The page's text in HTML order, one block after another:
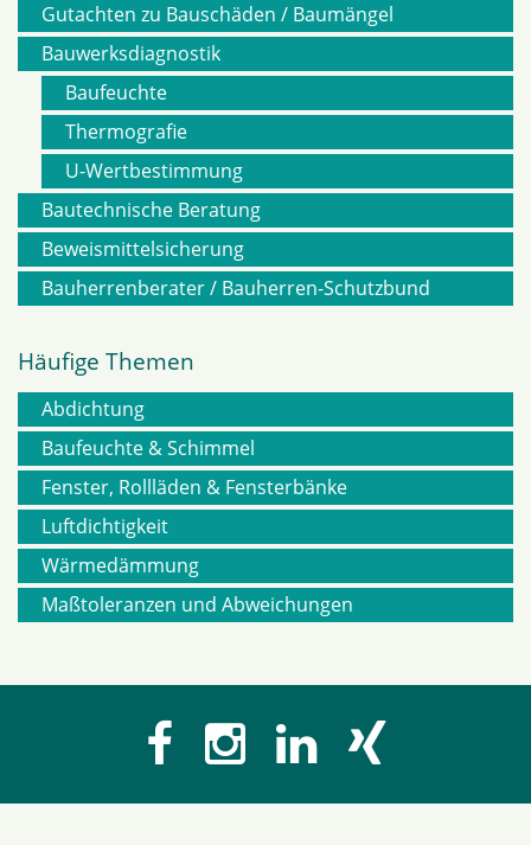
Navigation
überspringen
Gutachten zu Bauschäden / Baumängel
Bauwerksdiagnostik
Baufeuchte
Thermografie
U-Wertbestimmung
Bautechnische Beratung
Beweismittelsicherung
Bauherrenberater / Bauherren-Schutzbund
Häufige Themen
Navigation
überspringen
Abdichtung
Baufeuchte & Schimmel
Fenster, Rollläden & Fensterbänke
Luftdichtigkeit
Wärmedämmung
Maßtoleranzen und Abweichungen